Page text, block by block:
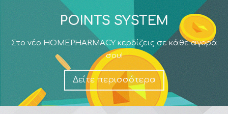
POINTS SYSTEM
Στο νέο HOMEPHARMACY κερδίζεις σε κάθε αγορά
σου!
Δείτε περισσότερα